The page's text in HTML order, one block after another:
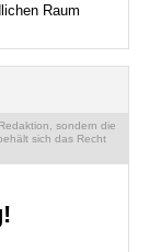
Raum
sondern die
sich das Recht